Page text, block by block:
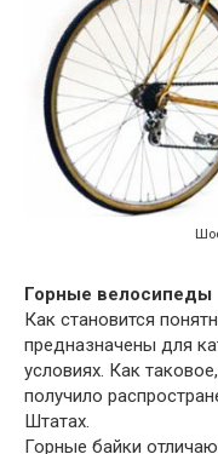
Горные велосипеды
Как становится
предназначены для
условиях. Как
получило
Штатах.
Горные байки